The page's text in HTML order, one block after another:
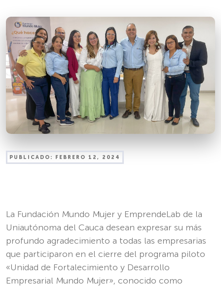
PUBLICADO: FEBRERO 12, 2024
La Fundación Mundo Mujer y EmprendeLab de la
Uniautónoma del Cauca desean expresar su más
profundo agradecimiento a todas las empresarias
que participaron en el cierre del programa piloto
«Unidad de Fortalecimiento y Desarrollo
Empresarial Mundo Mujer», conocido como